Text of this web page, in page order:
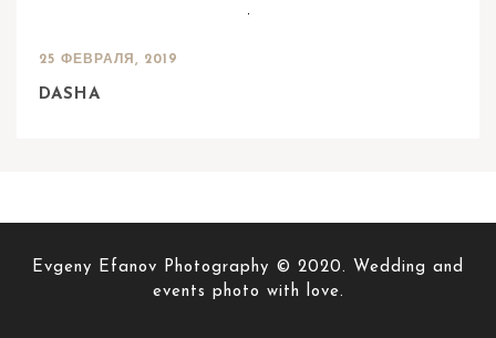
25 ФЕВРАЛЯ, 2019
DASHA
Evgeny Efanov Photography © 2020. Wedding and
events photo with love.